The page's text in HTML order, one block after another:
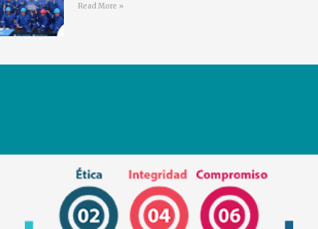
Read More »